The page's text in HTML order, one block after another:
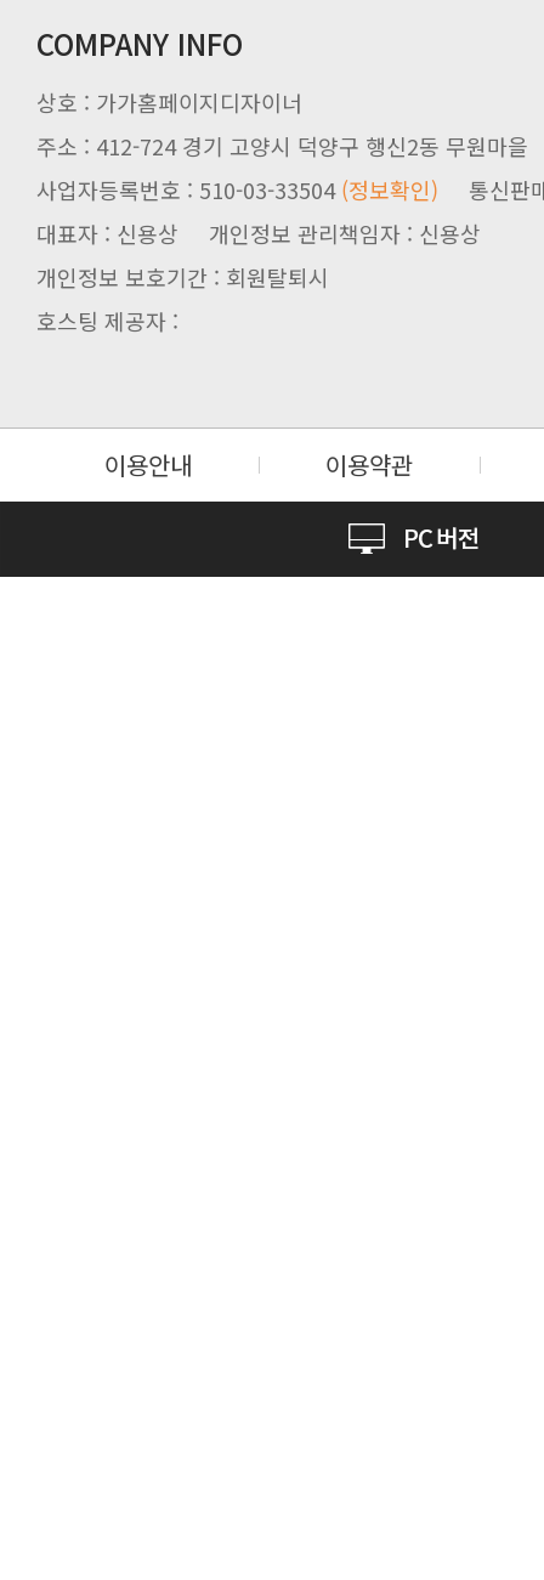
COMPANY INFO
상호 : 가가홈페이지디자이너
주소 : 412-724 경기 고양시 덕양구 행신2동 무원마을
사업자등록번호 : 510-03-33504(정보확인) 통신판
대표자 : 신용상 개인정보 관리책임자 : 신용상
개인정보 보호기간 : 회원탈퇴시
호스팅 제공자 :
이용안내 이용약관